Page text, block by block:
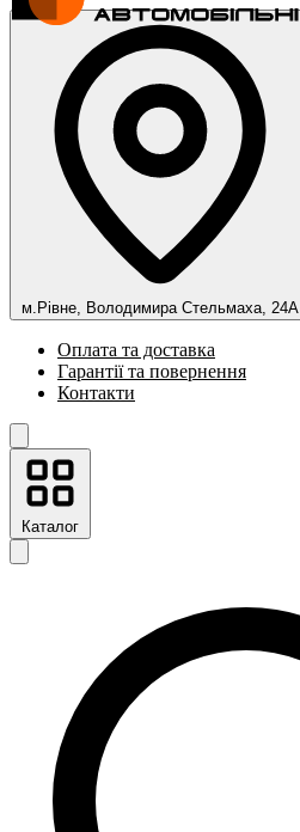
м.Рівне, Володимира Стельмаха, 24А
Оплата та доставка
Гарантії та повернення
Контакти
Каталог